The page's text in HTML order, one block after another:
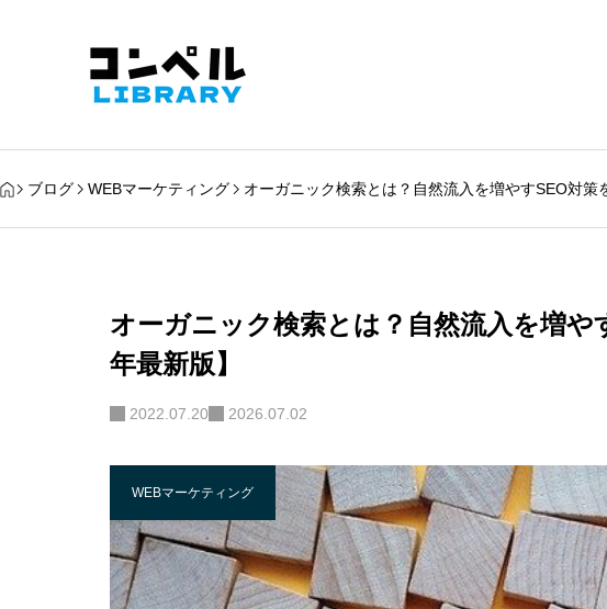
ブログ WEBマーケティング オーガニック検索とは？自然流入を増やすSEO対策
オーガニック検索とは？自然流入を増や
年最新版】
2022.07.20 2026.07.02
WEBマーケティング